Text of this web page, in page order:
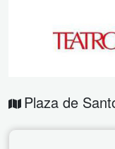
Plaza de